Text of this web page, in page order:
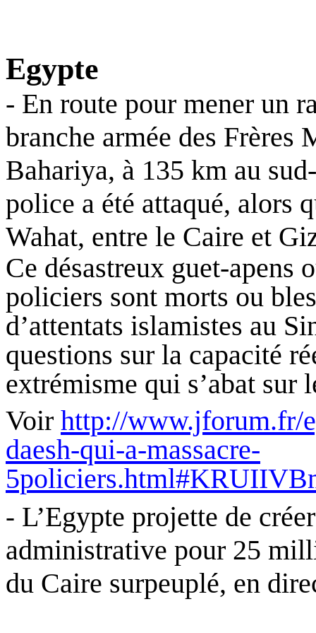
Egypte
- En route pour mener un
branche armée des Frères
Bahariya, à 135 km au
police a été attaqué, alors
Wahat, entre le Caire et
Ce désastreux guet-apens
policiers sont morts ou
d’attentats islamistes au
questions sur la capacité
extrémisme qui s’abat sur
Voir http://www.jforum.fr/
daesh-qui-a-massacre-
- L’Egypte projette de
administrative pour 25
du Caire surpeuplé, en